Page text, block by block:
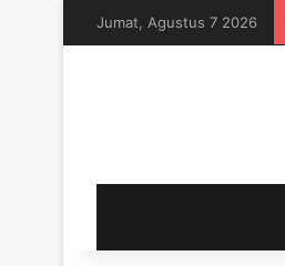
Jumat, Agustus 7 2026